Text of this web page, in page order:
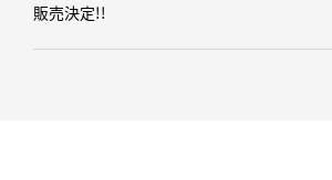
販売決定!!